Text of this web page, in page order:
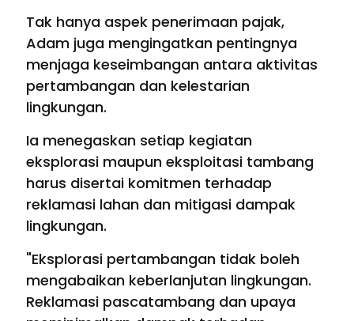
Tak hanya aspek penerimaan pajak,
Adam juga mengingatkan pentingnya
menjaga keseimbangan antara aktivitas
pertambangan dan kelestarian
lingkungan.
Ia menegaskan setiap kegiatan
eksplorasi maupun eksploitasi tambang
harus disertai komitmen terhadap
reklamasi lahan dan mitigasi dampak
lingkungan.
"Eksplorasi pertambangan tidak boleh
mengabaikan keberlanjutan lingkungan.
Reklamasi pascatambang dan upaya